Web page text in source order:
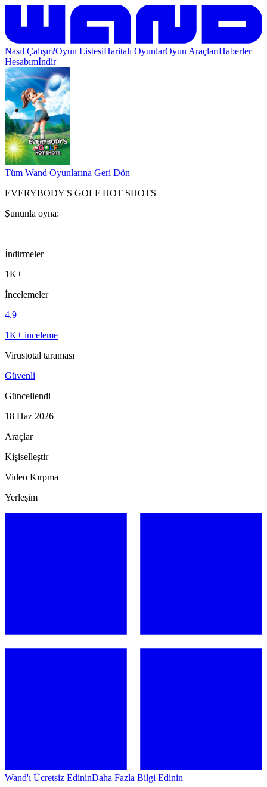
Nasıl Çalışır?Oyun ListesiHaritalı OyunlarOyun AraçlarıHaberler
Hesabımİndir
Tüm Wand Oyunlarına Geri Dön
EVERYBODY'S GOLF HOT SHOTS
Şununla oyna:
İndirmeler
1K+
İncelemeler
4.9
1K+ inceleme
Virustotal taraması
Güvenli
Güncellendi
18 Haz 2026
Araçlar
Kişiselleştir
Video Kırpma
Yerleşim
Wand'ı Ücretsiz EdininDaha Fazla Bilgi Edinin